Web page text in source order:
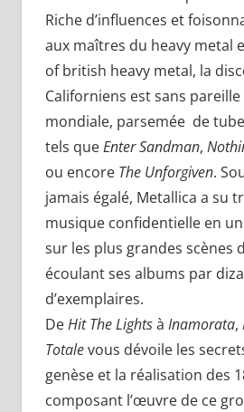
Riche d’influences et
aux maîtres du heavy metal
of british heavy metal, la
Californiens est sans
mondiale, parsemée de
tels queEnter Sandman,
ou encore The Unforgiven.
jamais égalé, Metallica a su
musique confidentielle en
sur les plus grandes scènes
écoulant ses albums par
d’exemplaires.
DeHit The Lightsà Inamorata,
Totalevous dévoile les
genèse et la réalisation des
composant l’œuvre de ce